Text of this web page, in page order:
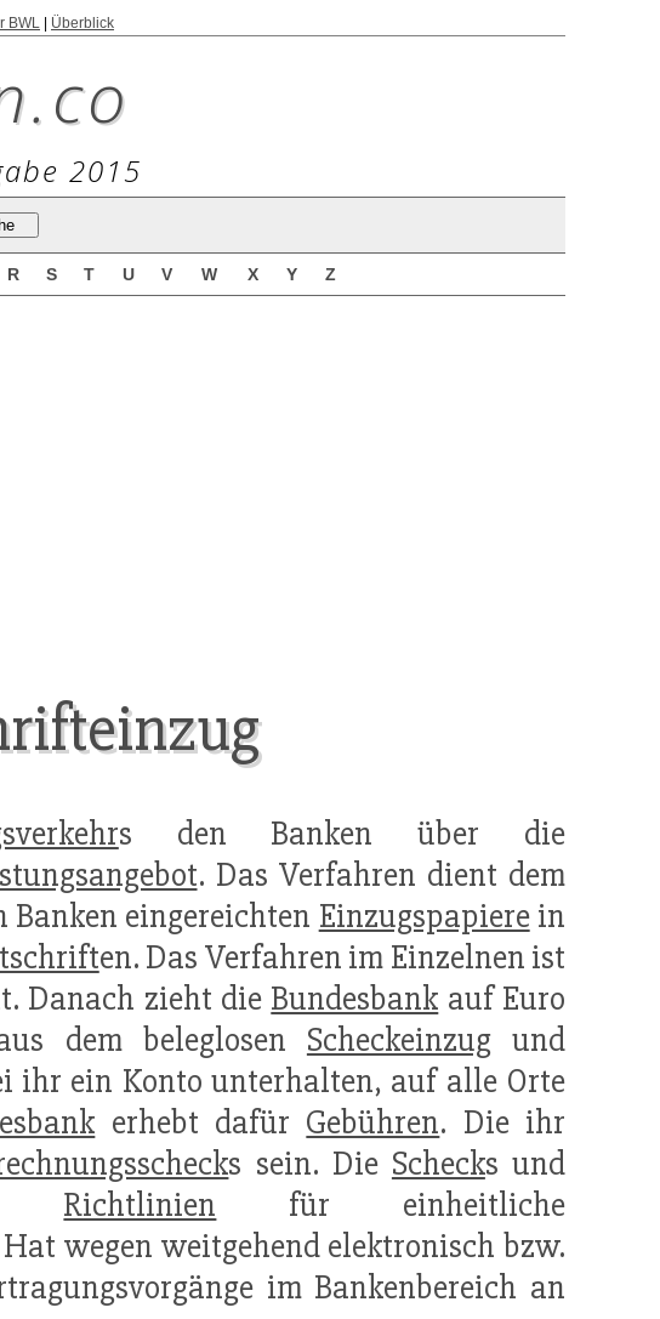
BWL Überblick
2015
R S T U V W X Y Z
s den Banken über die
. Das Verfahren dient dem
Banken eingereichten Einzugspapierein
en. Das Verfahren im Einzelnen ist
Danach zieht die Bundesbank auf Euro
dem beleglosen Scheckeinzugund
ihr ein Konto unterhalten, auf alle Orte
erhebt dafür Gebühren. Die ihr
s sein. Die Schecks und
Richtlinien für einheitliche
wegen weitgehend elektronisch bzw.
im Bankenbereich an